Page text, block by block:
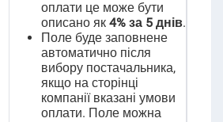
оплати це може бути
описано як 4% за 5 днів.
Поле буде заповнене
автоматично після
вибору постачальника,
якщо на сторінці
компанії вказані умови
оплати. Поле можна